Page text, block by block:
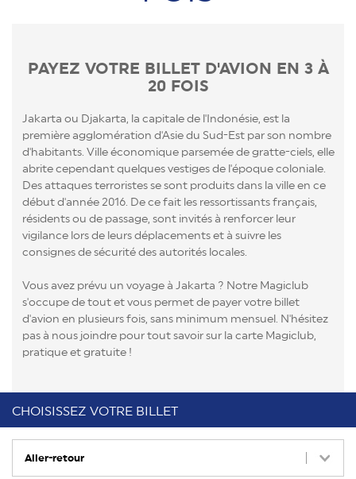
PAYEZ VOTRE BILLET D'AVION EN 3 À
20 FOIS
Jakarta ou Djakarta, la capitale de l'Indonésie, est la
première agglomération d'Asie du Sud-Est par son nombre
d'habitants. Ville économique parsemée de gratte-ciels, elle
abrite cependant quelques vestiges de l'époque coloniale.
Des attaques terroristes se sont produits dans la ville en ce
début d'année 2016. De ce fait les ressortissants français,
résidents ou de passage, sont invités à renforcer leur
vigilance lors de leurs déplacements et à suivre les
consignes de sécurité des autorités locales.
Vous avez prévu un voyage à Jakarta ? Notre Magiclub
s'occupe de tout et vous permet de payer votre billet
d'avion en plusieurs fois, sans minimum mensuel. N'hésitez
pas à nous joindre pour tout savoir sur la carte Magiclub,
pratique et gratuite !